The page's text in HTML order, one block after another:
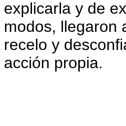
explicarla y de
modos, llegaron
recelo y
acción propia.